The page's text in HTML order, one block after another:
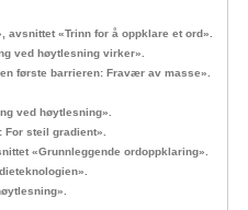
«Trinn for å oppklare et ord».
ved høytlesning virker».
første barrieren: Fravær av masse».
ved høytlesning».
steil gradient».
«Grunnleggende ordoppklaring».